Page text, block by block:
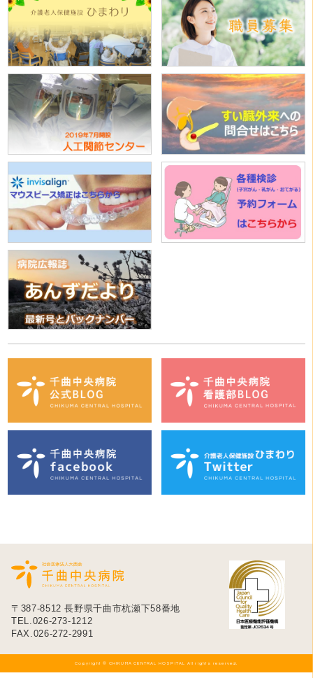
〒387-8512 長野県千曲市杭瀬下58番地
TEL.026-273-1212
FAX.026-272-2991
Copyright © CHIKUMA CENTRAL HOSPITAL All rights reserved.